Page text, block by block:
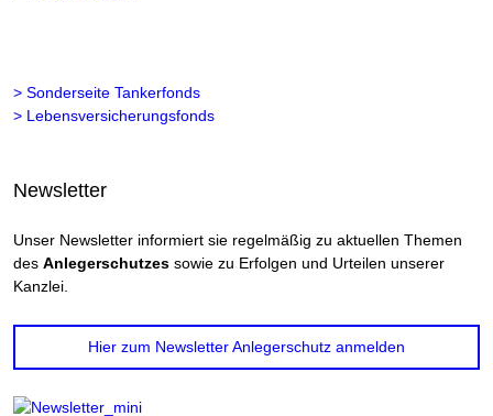
> Sonderseite Tankerfonds
> Lebensversicherungsfonds
Newsletter
Unser Newsletter informiert sie regelmäßig zu aktuellen Themen
desAnlegerschutzes sowie zu Erfolgen und Urteilen unserer
Kanzlei.
Hier zum Newsletter Anlegerschutz anmelden